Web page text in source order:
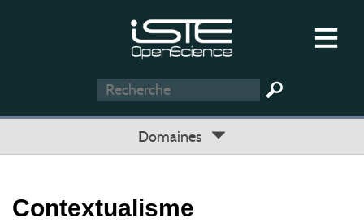
Domaines
Contextualisme